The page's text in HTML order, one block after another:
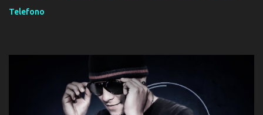
Telefono